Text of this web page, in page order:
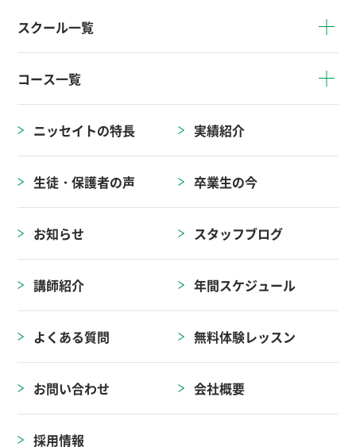
スクール一覧
コース一覧
ニッセイトの特長 実績紹介
生徒・保護者の声 卒業生の今
お知らせ スタッフブログ
講師紹介 年間スケジュール
よくある質問 無料体験レッスン
お問い合わせ 会社概要
採用情報